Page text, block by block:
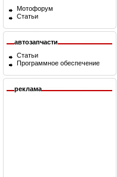
Мотофорум
Статьи
автозапчасти
Статьи
Программное обеспечение
реклама